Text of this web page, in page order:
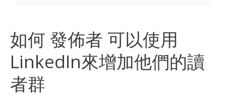
如何 發佈者 可以使用
LinkedIn來增加他們的讀
者群